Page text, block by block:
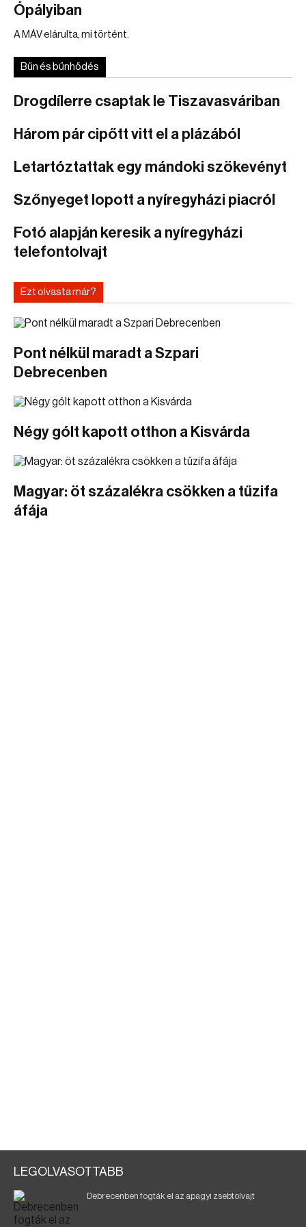
Ópályiban
A MÁV elárulta, mi történt.
Bűn és bűnhődés
Drogdílerre csaptak le Tiszavasváriban
Három pár cipőtt vitt el a plázából
Letartóztattak egy mándoki szökevényt
Szőnyeget lopott a nyíregyházi piacról
Fotó alapján keresik a nyíregyházi
telefontolvajt
Ezt olvasta már?
Pont nélkül maradt a Szpari
Debrecenben
Négy gólt kapott otthon a Kisvárda
Magyar: öt százalékra csökken a tűzifa
áfája
LEGOLVASOTTABB
Debrecenben fogták el az apagyi zsebtolvajt